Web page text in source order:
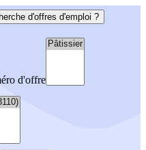
d'offres d'emploi ?
d'offre